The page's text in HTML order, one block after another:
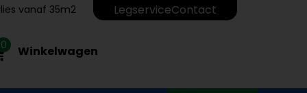
vanaf 35m2 LegserviceContact
0 Winkelwagen